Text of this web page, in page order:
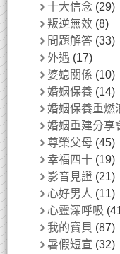
十大信念 (29)
叛逆無效 (8)
問題解答 (33)
外遇 (17)
婆媳關係 (10)
婚姻保養 (14)
婚姻保養重燃
婚姻重建分享
尊榮父母 (45)
幸福四十 (19)
影音見證 (21)
心好男人 (11)
心靈深呼吸
我的寶貝 (87)
暑假短宣 (32)